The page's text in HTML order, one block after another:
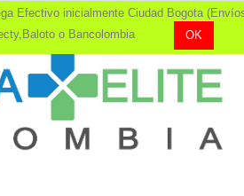
Efectivo inicialmente Ciudad Bogota
o Bancolombia
OK